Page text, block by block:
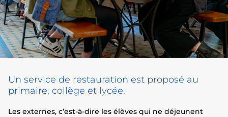
Un service de restauration est proposé au
primaire, collège et lycée.
Les externes, c’est-à-dire les élèves qui ne déjeunent